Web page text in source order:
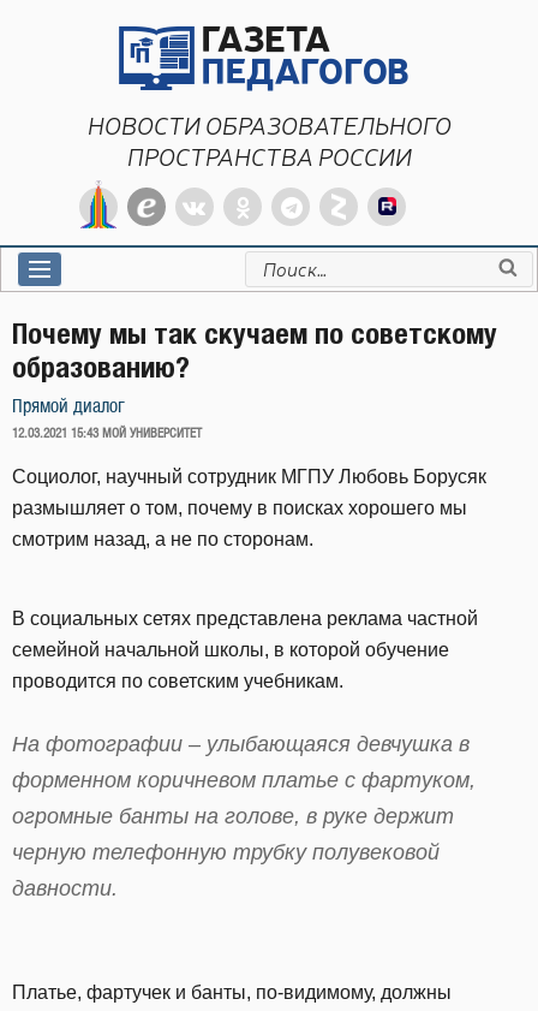
НОВОСТИ ОБРАЗОВАТЕЛЬНОГО
ПРОСТРАНСТВА РОССИИ
Искать:
Почему мы так скучаем по советскому
образованию?
Прямой диалог
ОПУБЛИКОВАНО
12.03.2021 15:43 МОЙ УНИВЕРСИТЕТ
Социолог, научный сотрудник МГПУ Любовь Борусяк
размышляет о том, почему в поисках хорошего мы
смотрим назад, а не по сторонам.
В социальных сетях представлена реклама частной
семейной начальной школы, в которой обучение
проводится по советским учебникам.
На фотографии – улыбающаяся девчушка в
форменном коричневом платье с фартуком,
огромные банты на голове, в руке держит
черную телефонную трубку полувековой
давности.
Платье, фартучек и банты, по-видимому, должны